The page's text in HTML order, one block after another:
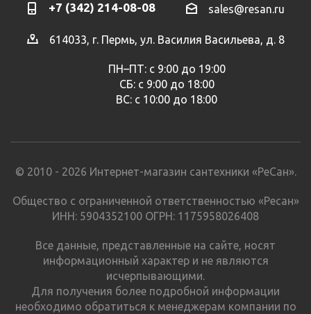
+7 (342) 214-08-08 sales@resan.ru
614033, г. Пермь, ул. Василия Васильева, д. 8
ПН–ПТ: с 9:00 до 19:00
СБ: с 9:00 до 18:00
ВС: с 10:00 до 18:00
© 2010 - 2026 Интернет-магазин сантехники «РеСан».
Общество с ограниченной ответственностью «Ресан»
ИНН: 5904352100 ОГРН: 1175958026408
Все данные, представленные на сайте, носят
информационный характер и не являются
исчерпывающими.
Для получения более подробной информации
необходимо обратиться к менеджерам компании по